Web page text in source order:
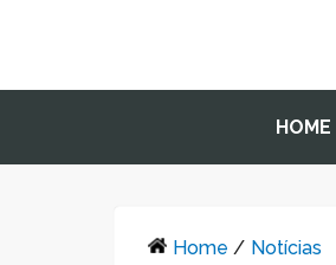
HOME
Home / Notícias